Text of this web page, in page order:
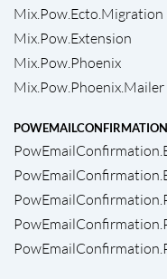
Mix.Pow.Ecto.Migration
Mix.Pow.Extension
Mix.Pow.Phoenix
Mix.Pow.Phoenix.Mailer
POWEMAILCONFIRMATION